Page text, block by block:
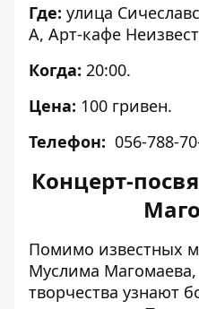
Где: улица
А, Арт-кафе
Когда: 20:00.
Цена: 100 гривен.
Телефон: 056-788-
Концерт-
Помимо известных
Муслима
творчества узнают